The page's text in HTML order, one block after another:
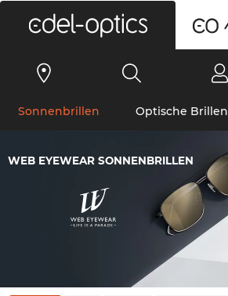
Sonnenbrillen Optische Brillen
WEB EYEWEAR SONNENBRILLEN